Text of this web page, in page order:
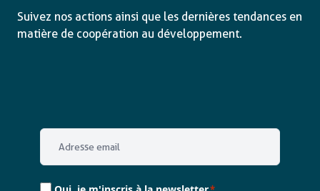
Suivez nos actions ainsi que les dernières tendances en
matière de coopération au développement.
Email
Consent